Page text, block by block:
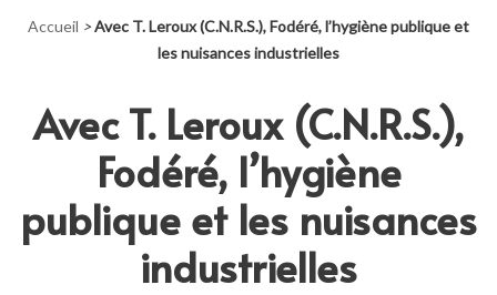
Accueil >Avec T. Leroux (C.N.R.S.), Fodéré, l’hygiène publique et
les nuisances industrielles
Avec T. Leroux (C.N.R.S.),
Fodéré, l’hygiène
publique et les nuisances
industrielles